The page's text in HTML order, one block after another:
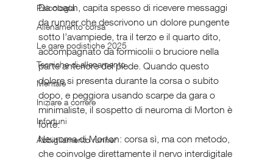
Psicologia
Allenamento corsa
Le gare podistiche 2025
Tecniche di allenamento
Mentale
Iniziare a correre
Infortuni
Abbigliamento runner
Da coach, capita spesso di ricevere messaggi
da runner che descrivono un dolore pungente
sotto l’avampiede, tra il terzo e il quarto dito,
accompagnato da formicolii o bruciore nella
parte anteriore del piede. Quando questo
dolore si presenta durante la corsa o subito
dopo, e peggiora usando scarpe da gara o
minimaliste, il sospetto di neuroma di Morton è
forte.
Neuroma di Morton: corsa sì, ma con metodo,
che coinvolge direttamente il nervo interdigitale